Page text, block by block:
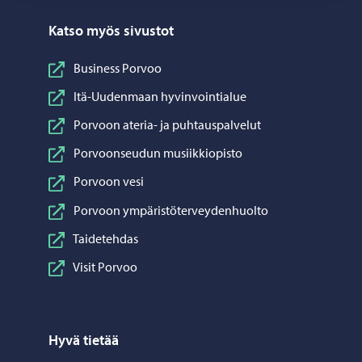
Katso myös sivustot
Business Porvoo
Itä-Uudenmaan hyvinvointialue
Porvoon ateria- ja puhtauspalvelut
Porvoonseudun musiikkiopisto
Porvoon vesi
Porvoon ympäristöterveydenhuolto
Taidetehdas
Visit Porvoo
Hyvä tietää